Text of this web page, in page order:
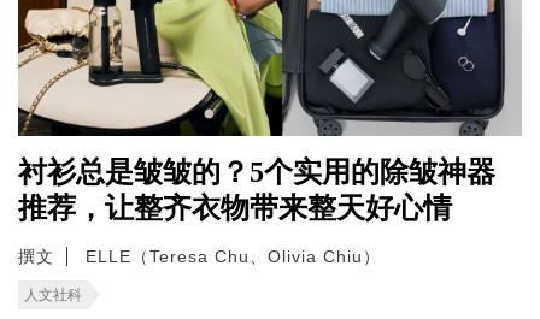
衬衫总是皱皱的？5个实用的除皱神器
推荐，让整齐衣物带来整天好心情
撰文 ELLE（Teresa Chu、Olivia Chiu）
人文社科